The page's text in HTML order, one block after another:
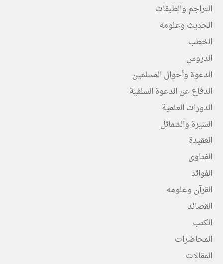
التراجم والطبقات
الحديث وعلومه
الخطب
الدروس
الدعوة وأحوال المسلمين
الدفاع عن الدعوة السلفية
الدورات العلمية
السيرة والشمائل
العقيدة
الفتاوى
الفوائد
القرآن وعلومه
القصائد
الكتب
المحاضرات
المقالات